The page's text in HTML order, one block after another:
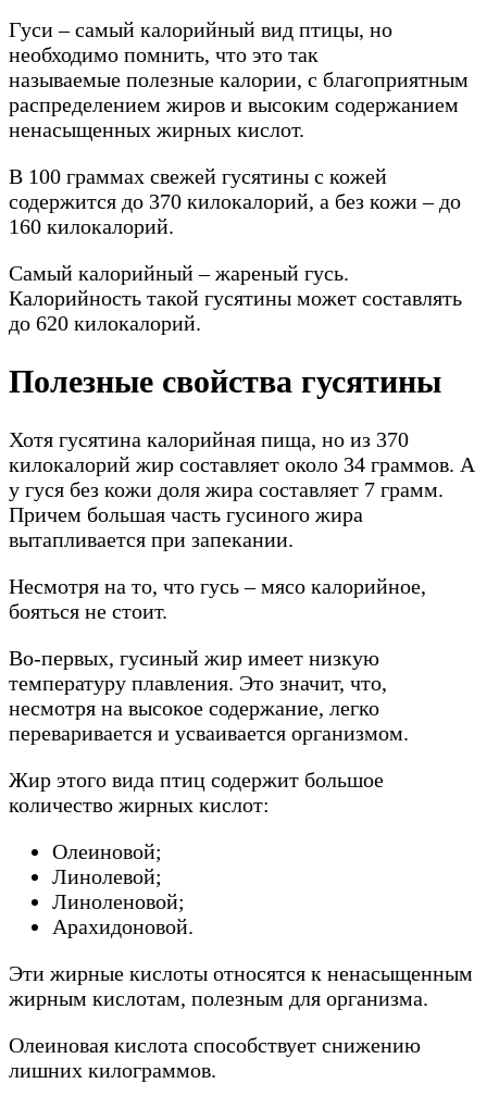
Гуси – самый калорийный вид птицы, но
необходимо помнить, что это так
называемые полезные калории, с благоприятным
распределением жиров и высоким содержанием
ненасыщенных жирных кислот.
В 100 граммах свежей гусятины с кожей
содержится до 370 килокалорий, а без кожи – до
160 килокалорий.
Самый калорийный – жареный гусь.
Калорийность такой гусятины может составлять
до 620 килокалорий.
Полезные свойства гусятины
Хотя гусятина калорийная пища, но из 370
килокалорий жир составляет около 34 граммов. А
у гуся без кожи доля жира составляет 7 грамм.
Причем большая часть гусиного жира
вытапливается при запекании.
Несмотря на то, что гусь – мясо калорийное,
бояться не стоит.
Во-первых, гусиный жир имеет низкую
температуру плавления. Это значит, что,
несмотря на высокое содержание, легко
переваривается и усваивается организмом.
Жир этого вида птиц содержит большое
количество жирных кислот:
Олеиновой;
Линолевой;
Линоленовой;
Арахидоновой.
Эти жирные кислоты относятся к ненасыщенным
жирным кислотам, полезным для организма.
Олеиновая кислота способствует снижению
лишних килограммов.